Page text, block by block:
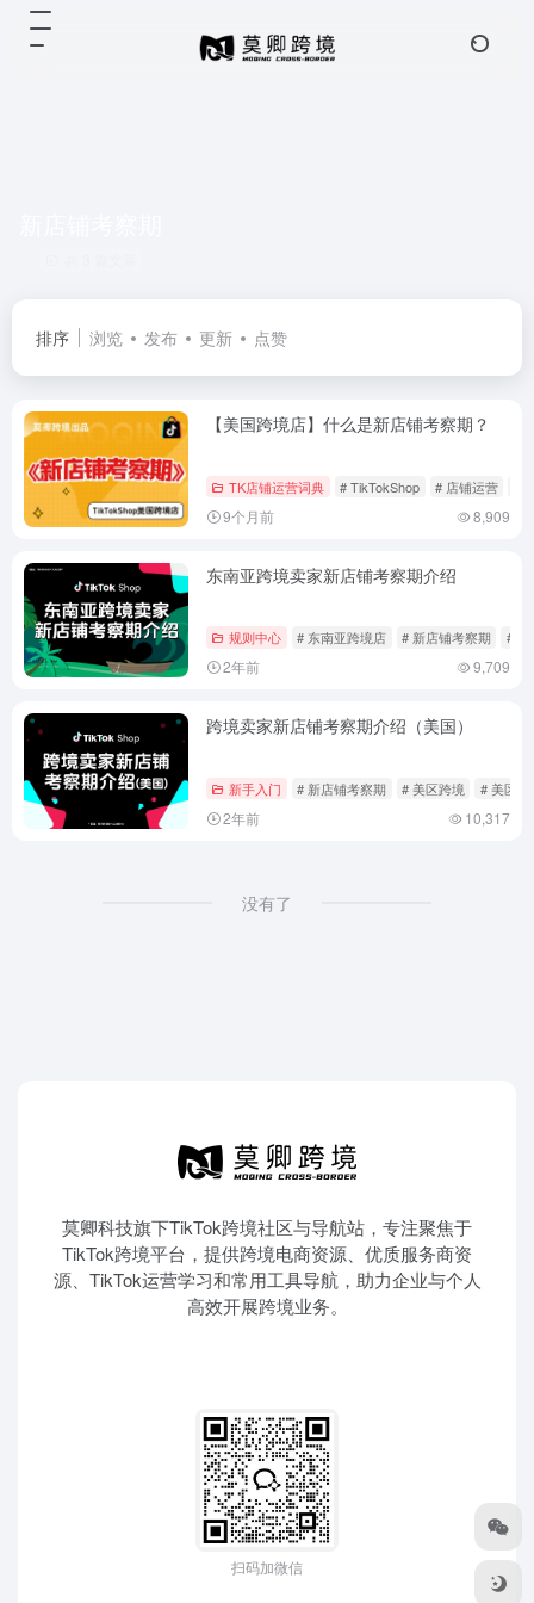
排序 浏览 发布 更新 点赞
【美国跨境店】什么是新店铺考察期？
TK店铺运营词典 # TikTokShop # 店铺运营
9个月前 8,909
东南亚跨境卖家新店铺考察期介绍
规则中心 # 东南亚跨境店 # 新店铺考察期 # 新
2年前 9,709
跨境卖家新店铺考察期介绍（美国）
新手入门 # 新店铺考察期 # 美区跨境 # 美区跨
2年前 10,317
没有了
莫卿科技旗下TikTok跨境社区与导航站，专注聚焦于
TikTok跨境平台，提供跨境电商资源、优质服务商资
源、TikTok运营学习和常用工具导航，助力企业与个人
高效开展跨境业务。
扫码加微信